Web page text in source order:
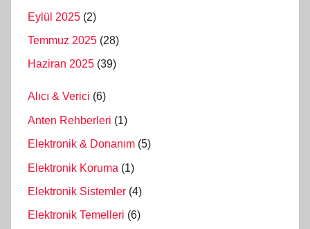
Eylül 2025 (2)
Temmuz 2025 (28)
Haziran 2025 (39)
Alıcı & Verici (6)
Anten Rehberleri (1)
Elektronik & Donanım (5)
Elektronik Koruma (1)
Elektronik Sistemler (4)
Elektronik Temelleri (6)